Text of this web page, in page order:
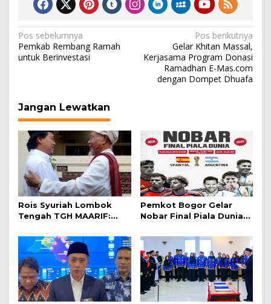
Navigasi
pos
Pos sebelumnya
Pemkab Rembang Ramah
untuk Berinvestasi
Pos berikutnya
Gelar Khitan Massal,
Kerjasama Program Donasi
Ramadhan E-Mas.com
dengan Dompet Dhuafa
Jangan Lewatkan
Rois Syuriah Lombok
Tengah TGH MAARIF:
Abad Kedua NU”
Pemkot Bogor Gelar
Nobar Final Piala Dunia